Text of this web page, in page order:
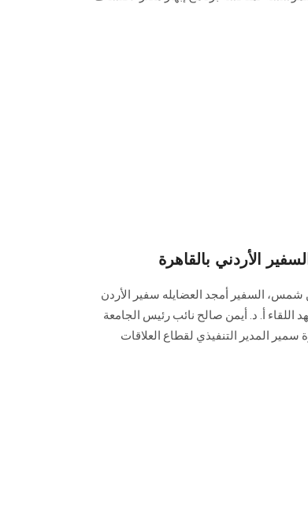
الأردني بالقاهرة
السفير أمجد العضايله سفير الأردن
اللقاء أ. د. أيمن صالح نائب رئيس الجامعة
سمير المدير التنفيذي لقطاع العلاقات